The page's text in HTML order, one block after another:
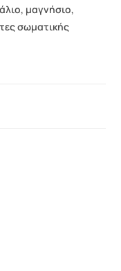
μαγνήσιο,
σωματικής